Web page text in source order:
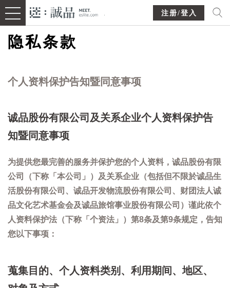
注册/登入
隐私条款
个人资料保护告知暨同意事项
诚品股份有限公司及关系企业个人资料保护告
知暨同意事项
为提供您最完善的服务并保护您的个人资料，诚品股份有限
公司（下称「本公司」）及关系企业（包括但不限於诚品生
活股份有限公司、诚品开发物流股份有限公司、财团法人诚
品文化艺术基金会及诚品旅馆事业股份有限公司）谨此依个
人资料保护法（下称「个资法」）第8条及第9条规定，告知
您以下事项：
蒐集目的、个人资料类别、利用期间、地区、